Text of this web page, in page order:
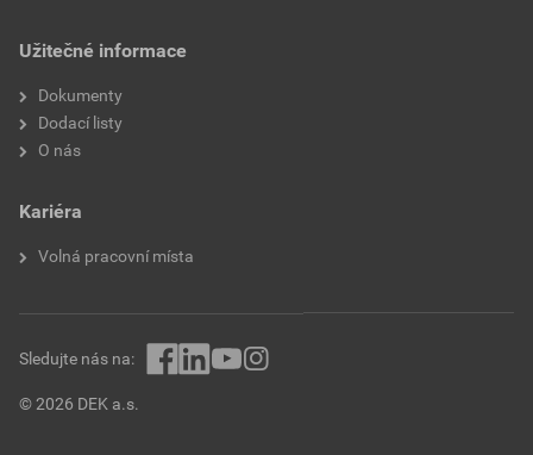
Užitečné informace
Dokumenty
Dodací listy
O nás
Kariéra
Volná pracovní místa
© 2026 DEK a.s.
Sledujte nás na: